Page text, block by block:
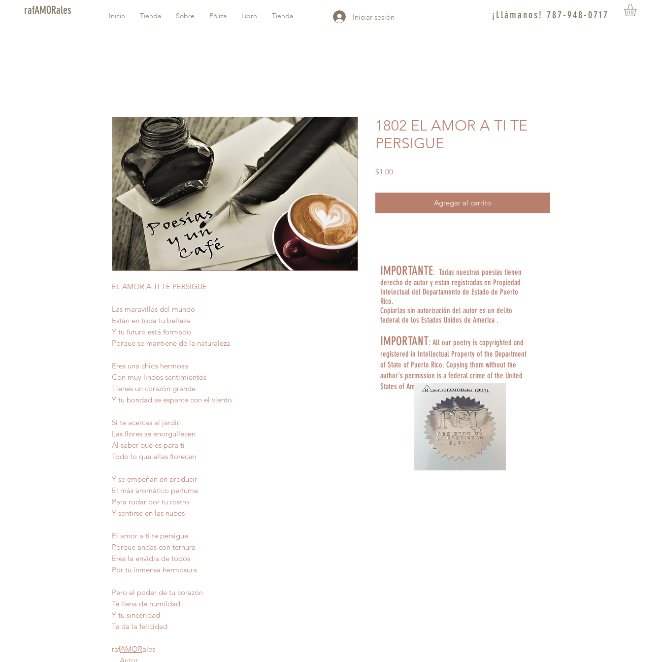
rafAMORales Inicio Tienda Sobre Póliza Libro Tienda Iniciar sesión ¡Llámanos! 787-948-0717
EL AMOR A TI TE PERSIGUE
Las maravillas del mundo
Están en toda tu belleza
Y tu futuro está formado
Porque se mantiene de la naturaleza
Eres una chica hermosa
Con muy lindos sentimientos
Tienes un corazón grande
Y tu bondad se esparce con el viento
Si te acercas al jardín
Las flores se enorgullecen
Al saber que es para ti
Todo lo que ellas florecen
Y se empeñan en producir
El más aromático perfume
Para rodar por tu rostro
Y sentirse en las nubes
El amor a ti te persigue
Porque andas con ternura
Eres la envidia de todos
Por tu inmensa hermosura
Pero el poder de tu corazón
Te llena de humildad
Y tu sinceridad
Te da la felicidad
rafAMORales
1802 EL AMOR A TI TE
PERSIGUE
$1.00Precio
Agregar al carrito
IMPORTANTE: Todas nuestras poesías tienen
derecho de autor y estan registradas en Propiedad
Intelectual del Departamento de Estado de Puerto
Rico.
Copiarlas sin autorización del autor es un delito
federal de los Estados Unidos de America .
IMPORTANT: All our poetry is copyrighted and
registered in Intellectual Property of the Department
of State of Puerto Rico. Copying them without the
author's permission is a federal crime of the United
States of America.